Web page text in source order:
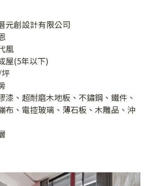
元創設計有限公司
風
屋(5年以下)
漆、超耐磨木地板、不鏽鋼、鐵件、
布、電控玻璃、薄石板、木雕品、沖